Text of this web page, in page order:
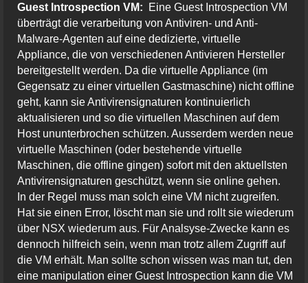
Guest Introspection VM:
Eine Guest Introspection VM
überträgt die verarbeitung von Antiviren- und Anti-
Malware-Agenten auf eine dedizierte, virtuelle
Appliance, die von verschiedenen Antivieren Hersteller
bereitgestellt werden. Da die virtuelle Appliance (im
Gegensatz zu einer virtuellen Gastmaschine) nicht offline
geht, kann sie Antivirensignaturen kontinuierlich
aktualisieren und so die virtuellen Maschinen auf dem
Host ununterbrochen schützen. Ausserdem werden neue
virtuelle Maschinen (oder bestehende virtuelle
Maschinen, die offline gingen) sofort mit den aktuellsten
Antivirensignaturen geschützt, wenn sie online gehen.
In der Regel muss man solch eine VM nicht zugreifen.
Hat sie einen Error, löscht man sie und rollt sie wiederum
über NSX wiederum aus. Für Analsyse-Zwecke kann es
dennoch hilfreich sein, wenn man trotz allem Zugriff auf
die VM erhält. Man sollte schon wissen was man tut, den
eine manipulation einer Guest Introspection kann die VM